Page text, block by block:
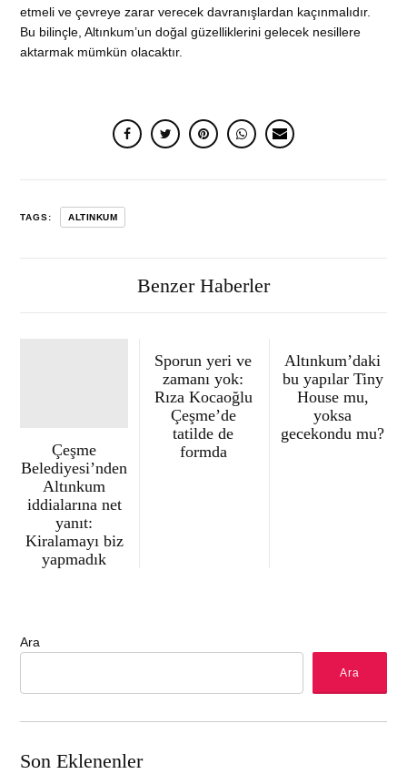
etmeli ve çevreye zarar verecek davranışlardan kaçınmalıdır.
Bu bilinçle, Altınkum’un doğal güzelliklerini gelecek nesillere
aktarmak mümkün olacaktır.
TAGS: ALTINKUM
Benzer Haberler
Çeşme
Belediyesi’nden
Altınkum
iddialarına net
yanıt:
Kiralamayı biz
yapmadık
Sporun yeri ve
zamanı yok:
Rıza Kocaoğlu
Çeşme’de
tatilde de
formda
Altınkum’daki
bu yapılar Tiny
House mu,
yoksa
gecekondu mu?
Ara
Ara
Son Eklenenler